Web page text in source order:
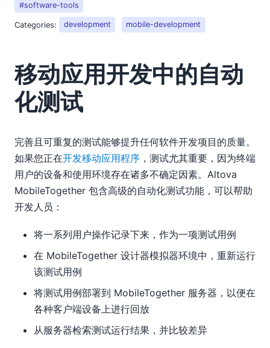
#software-tools
Categories: development mobile-development
移动应用开发中的自动
化测试
完善且可重复的测试能够提升任何软件开发项目的质量。
如果您正在开发移动应用程序 ，测试尤其重要，因为终端
用户的设备和使用环境存在诸多不确定因素。Altova
MobileTogether 包含高级的自动化测试功能，可以帮助
开发人员：
将一系列用户操作记录下来，作为一项测试用例
在 MobileTogether 设计器模拟器环境中，重新运行
该测试用例
将测试用例部署到 MobileTogether 服务器，以便在
各种客户端设备上进行回放
从服务器检索测试运行结果，并比较差异